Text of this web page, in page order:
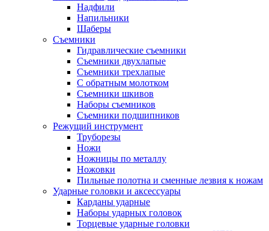
Надфили
Напильники
Шаберы
Съемники
Гидравлические съемники
Съемники двухлапые
Съемники трехлапые
С обратным молотком
Съемники шкивов
Наборы съемников
Съемники подшипников
Режущий инструмент
Труборезы
Ножи
Ножницы по металлу
Ножовки
Пильные полотна и сменные лезвия к ножам
Ударные головки и аксессуары
Карданы ударные
Наборы ударных головок
Торцевые ударные головки